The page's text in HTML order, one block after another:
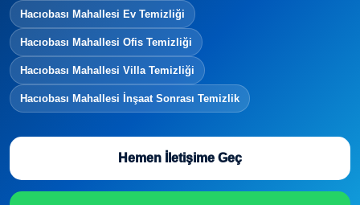
Hacıobası Mahallesi Ev Temizliği
Hacıobası Mahallesi Ofis Temizliği
Hacıobası Mahallesi Villa Temizliği
Hacıobası Mahallesi İnşaat Sonrası Temizlik
Hemen İletişime Geç